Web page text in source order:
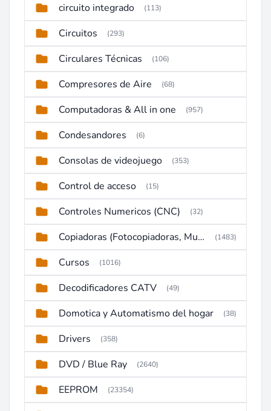
circuito integrado (113)
Circuitos (293)
Circulares Técnicas (106)
Compresores de Aire (68)
Computadoras & All in one (957)
Condesandores (6)
Consolas de videojuego (353)
Control de acceso (15)
Controles Numericos (CNC) (32)
Copiadoras (Fotocopiadoras, Multifunctions, Ploter, etc) (1483)
Cursos (1016)
Decodificadores CATV (49)
Domotica y Automatismo del hogar (38)
Drivers (358)
DVD / Blue Ray (2640)
EEPROM (23354)